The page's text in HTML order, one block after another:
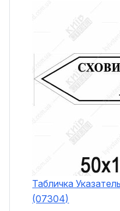
Табличка
(07304)